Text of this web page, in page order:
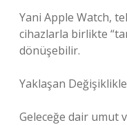
Yani Apple Watch,
cihazlarla birlikte
dönüşebilir.
Yaklaşan
Geleceğe dair umut